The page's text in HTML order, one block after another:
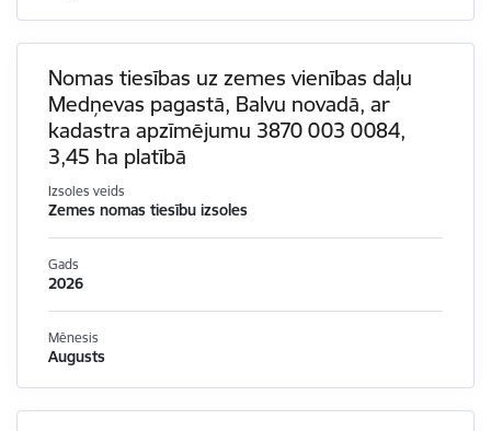
Nomas tiesības uz zemes vienības daļu
Medņevas pagastā, Balvu novadā, ar
kadastra apzīmējumu 3870 003 0084,
3,45 ha platībā
Izsoles veids
Zemes nomas tiesību izsoles
Gads
2026
Mēnesis
Augusts